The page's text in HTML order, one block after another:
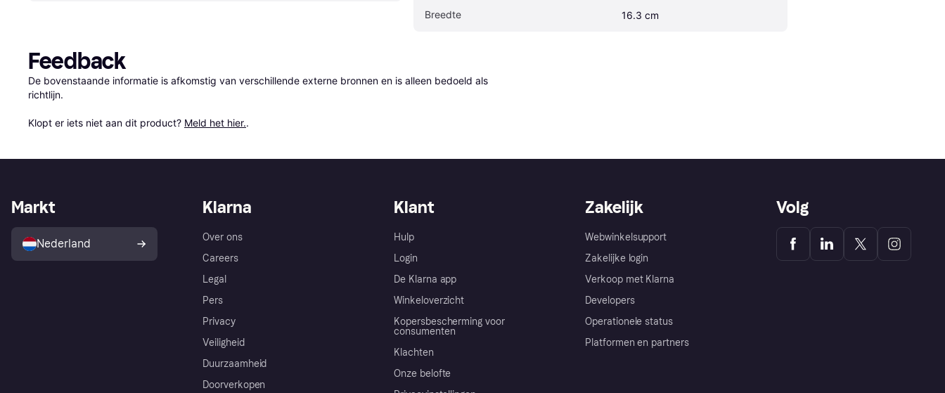
Breedte 16.3 cm
Feedback
De bovenstaande informatie is afkomstig van verschillende externe bronnen en is alleen bedoeld als
richtlijn.
Klopt er iets niet aan dit product? Meld het hier..
Klarna
Over ons
Careers
Legal
Pers
Privacy
Veiligheid
Duurzaamheid
Doorverkopen
Klant
Hulp
Login
De Klarna app
Winkeloverzicht
Kopersbescherming voor
consumenten
Klachten
Onze belofte
Zakelijk
Webwinkelsupport
Zakelijke login
Verkoop met Klarna
Developers
Operationele status
Platformen en partners
Markt
Nederland
Volg